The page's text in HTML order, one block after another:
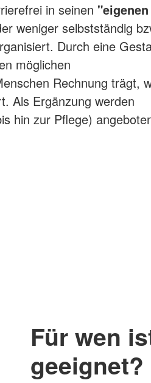
in seinen
weniger selbstständig
Durch eine
möglichen
Rechnung trägt,
Als Ergänzung werden
hin zur Pflege)
Für wen
geeignet?